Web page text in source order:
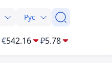
Рус
€542.16 ₽5.78